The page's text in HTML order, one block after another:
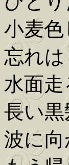
小麦
忘れ
水面
長い
波に